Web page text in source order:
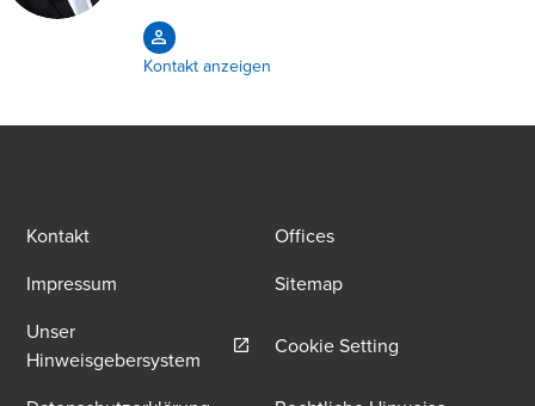
Kontakt anzeigen
Kontakt
Offices
Impressum
Sitemap
Unser
Hinweisgebersystem Opens in a new window/tab
Cookie Setting